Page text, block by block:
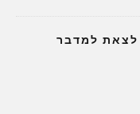
לצאת למדבר